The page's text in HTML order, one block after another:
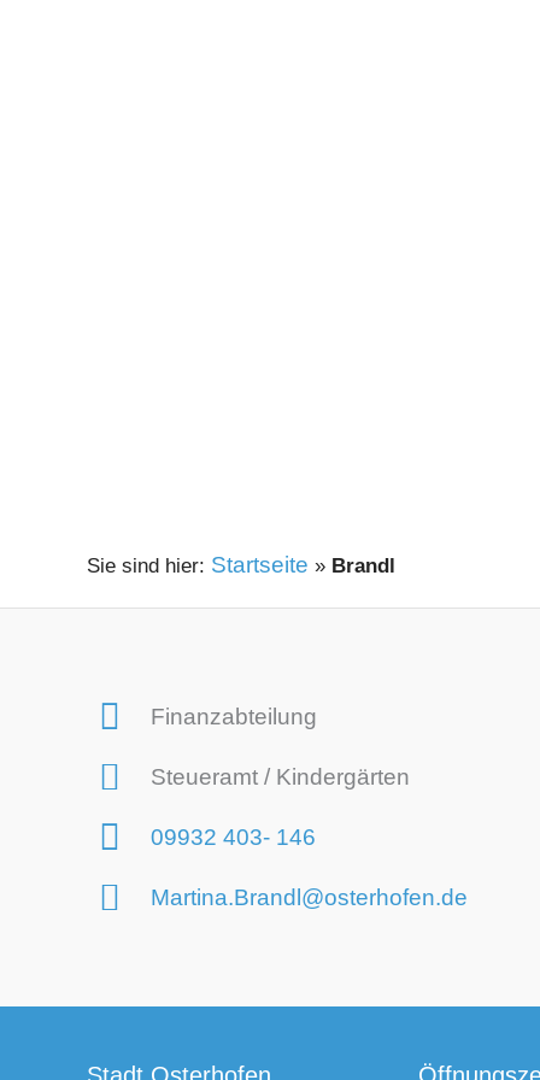
Startseite » Brandl
Finanzabteilung
Steueramt / Kindergärten
09932 403- 146
Martina.Brandl@osterhofen.de